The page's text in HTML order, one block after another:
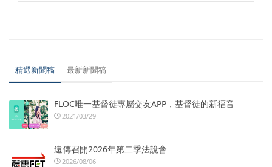
精選新聞稿 最新新聞稿
FLOC唯一基督徒專屬交友APP，基督徒的新福音
2021/03/29
遠傳召開2026年第二季法說會
2026/08/06